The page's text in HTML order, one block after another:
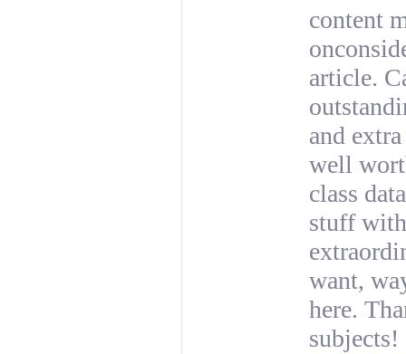
content
article.
and
well
class
stuff
want,
here.
subjects!